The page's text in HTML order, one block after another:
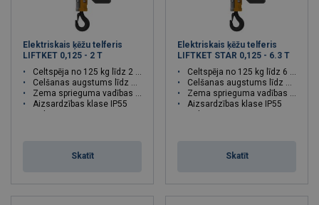
Elektriskais ķēžu telferis
LIFTKET 0,125 - 2 T
Celtspēja no 125 kg līdz 2 000 kg
Celšanas augstums līdz 200 m
Zema sprieguma vadības strāva
Aizsardzības klase IP55
Skatīt
Elektriskais ķēžu telferis
LIFTKET STAR 0,125 - 6.3 T
Celtspēja no 125 kg līdz 6 300 kg
Celšanas augstums līdz 200 m
Zema sprieguma vadības strāva
Aizsardzības klase IP55
Skatīt